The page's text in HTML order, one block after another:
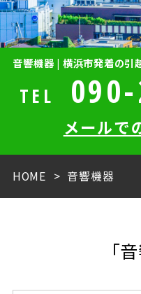
音響機器 | 横浜市発着の引
TEL
メールで
HOME 音響機器
「